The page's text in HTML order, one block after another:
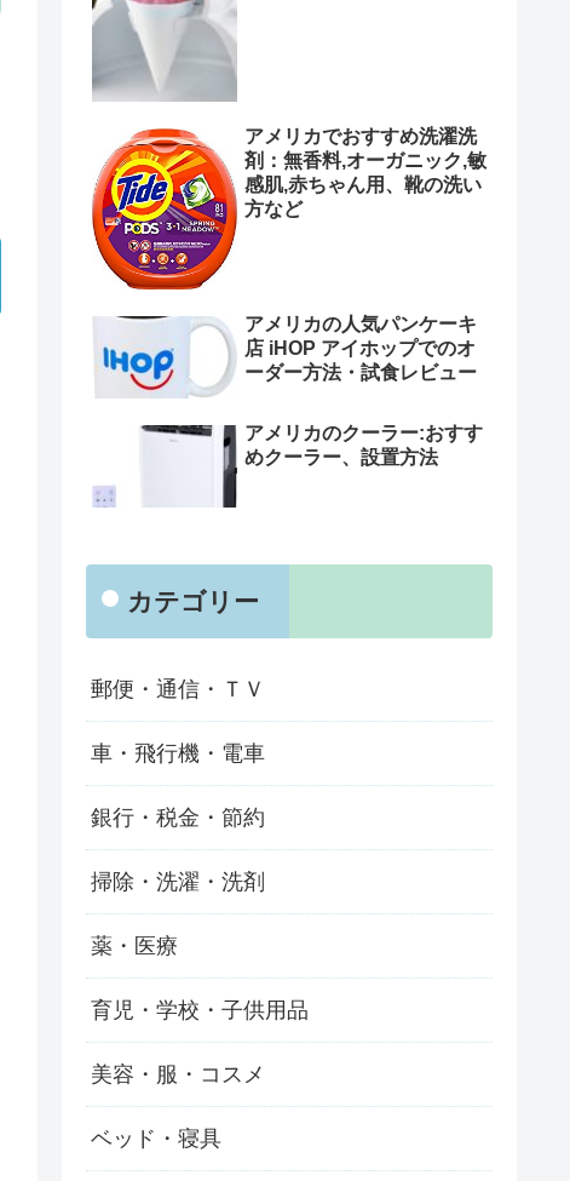
アメリカでおすすめ洗濯洗
剤：無香料,オーガニック,敏
感肌,赤ちゃん用、靴の洗い
方など
アメリカの人気パンケーキ
店 iHOP アイホップでのオ
ーダー方法・試食レビュー
アメリカのクーラー:おすす
めクーラー、設置方法
カテゴリー
郵便・通信・ＴＶ
車・飛行機・電車
銀行・税金・節約
掃除・洗濯・洗剤
薬・医療
育児・学校・子供用品
美容・服・コスメ
ベッド・寝具